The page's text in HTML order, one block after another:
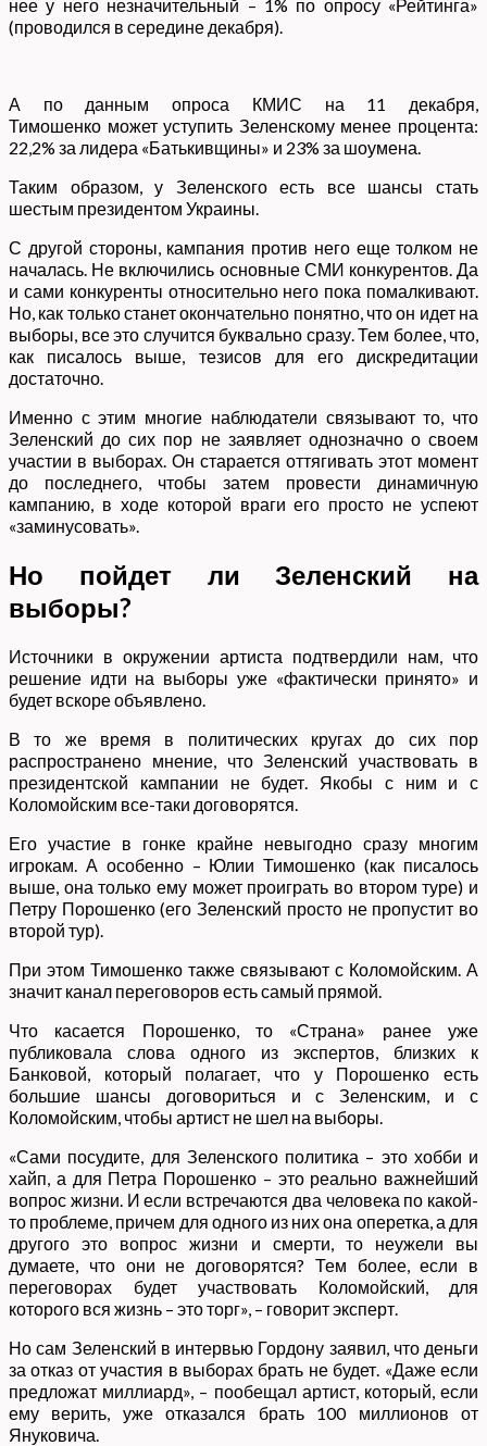
нее у него незначительный – 1% по опросу «Рейтинга»
(проводился в середине декабря).
А по данным опроса КМИС на 11 декабря,
Тимошенко может уступить Зеленскому менее процента:
22,2% за лидера «Батькивщины» и 23% за шоумена.
Таким образом, у Зеленского есть все шансы стать
шестым президентом Украины.
С другой стороны, кампания против него еще толком не
началась. Не включились основные СМИ конкурентов. Да
и сами конкуренты относительно него пока помалкивают.
Но, как только станет окончательно понятно, что он идет на
выборы, все это случится буквально сразу. Тем более, что,
как писалось выше, тезисов для его дискредитации
достаточно.
Именно с этим многие наблюдатели связывают то, что
Зеленский до сих пор не заявляет однозначно о своем
участии в выборах. Он старается оттягивать этот момент
до последнего, чтобы затем провести динамичную
кампанию, в ходе которой враги его просто не успеют
«заминусовать».
Но пойдет ли Зеленский на
выборы?
Источники в окружении артиста подтвердили нам, что
решение идти на выборы уже «фактически принято» и
будет вскоре объявлено.
В то же время в политических кругах до сих пор
распространено мнение, что Зеленский участвовать в
президентской кампании не будет. Якобы с ним и с
Коломойским все-таки договорятся.
Его участие в гонке крайне невыгодно сразу многим
игрокам. А особенно – Юлии Тимошенко (как писалось
выше, она только ему может проиграть во втором туре) и
Петру Порошенко (его Зеленский просто не пропустит во
второй тур).
При этом Тимошенко также связывают с Коломойским. А
значит канал переговоров есть самый прямой.
Что касается Порошенко, то «Страна» ранее уже
публиковала слова одного из экспертов, близких к
Банковой, который полагает, что у Порошенко есть
большие шансы договориться и с Зеленским, и с
Коломойским, чтобы артист не шел на выборы.
«Сами посудите, для Зеленского политика – это хобби и
хайп, а для Петра Порошенко – это реально важнейший
вопрос жизни. И если встречаются два человека по какой-
то проблеме, причем для одного из них она оперетка, а для
другого это вопрос жизни и смерти, то неужели вы
думаете, что они не договорятся? Тем более, если в
переговорах будет участвовать Коломойский, для
которого вся жизнь – это торг», – говорит эксперт.
Но сам Зеленский в интервью Гордону заявил, что деньги
за отказ от участия в выборах брать не будет. «Даже если
предложат миллиард», – пообещал артист, который, если
ему верить, уже отказался брать 100 миллионов от
Януковича.